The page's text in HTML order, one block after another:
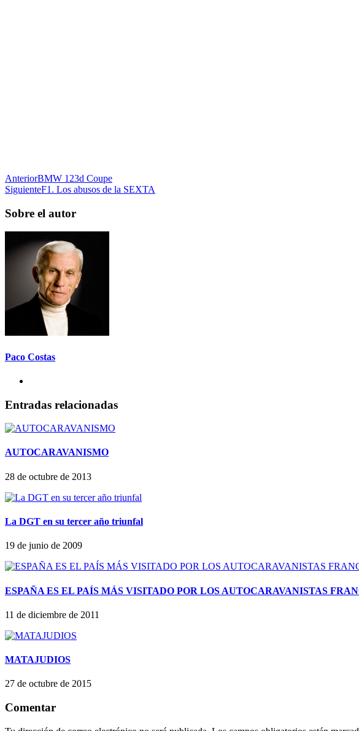
AnteriorBMW 123d Coupe
SiguienteF1. Los abusos de la SEXTA
Sobre el autor
Paco Costas
Entradas relacionadas
AUTOCARAVANISMO
28 de octubre de 2013
La DGT en su tercer año triunfal
19 de junio de 2009
ESPAÑA ES EL PAÍS MÁS VISITADO POR LOS AUTOCARAVANISTAS
11 de diciembre de 2011
MATAJUDIOS
27 de octubre de 2015
Comentar